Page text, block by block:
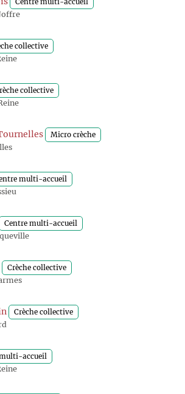
Centre multi-accueil
collective
collective
Micro crèche
multi-accueil
Centre multi-accueil
Crèche collective
Crèche collective
accueil